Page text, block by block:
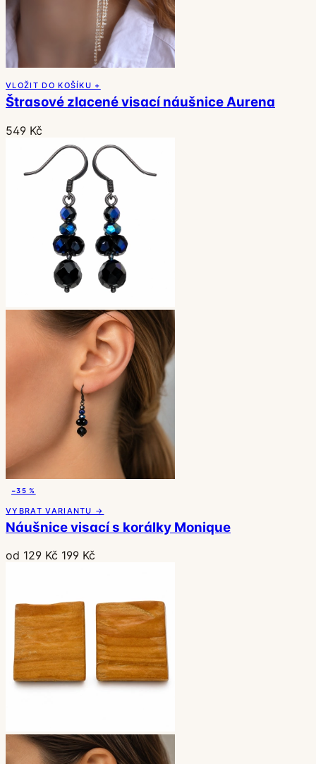
VLOŽIT DO KOŠÍKU +
Štrasové zlacené visací náušnice Aurena
549 Kč
−35 %
VYBRAT VARIANTU →
Náušnice visací s korálky Monique
od 129 Kč 199 Kč